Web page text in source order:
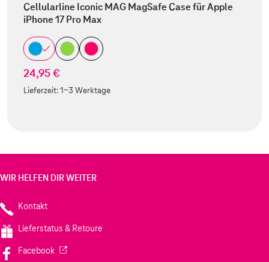
Cellularline Iconic MAG MagSafe Case für Apple
iPhone 17 Pro Max
24,95 €
Lieferzeit:1-3 Werktage
WIR HELFEN DIR WEITER
Kontakt
Lieferstatus & Retoure
Facebook(Wird in einem neuen Tab geöffnet)